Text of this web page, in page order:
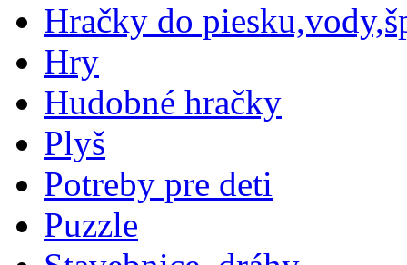
Hračky do
Hry
Hudobné hračky
Plyš
Potreby pre deti
Puzzle